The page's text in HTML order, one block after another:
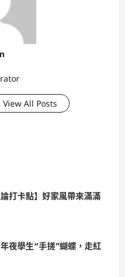
View All Posts
打卡點】好家風帶來滿滿
夜學生“手搓”蝴蝶，走紅